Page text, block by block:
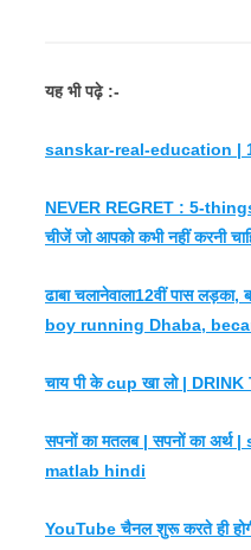
यह भी पढ़े :-
sanskar-real-education |
NEVER REGRET : 5-
चीजें जो आपको कभी नहीं करनी
ढाबा चलानेवाला12वीं पास
boy running Dhaba,
चाय पी के cup खा लो |
सपनों का मतलब | सपनों का
matlab hindi
YouTube चैनल शुरू करते ही